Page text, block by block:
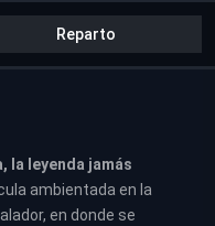
Reparto
la leyenda jamás
ambientada en la
en donde se